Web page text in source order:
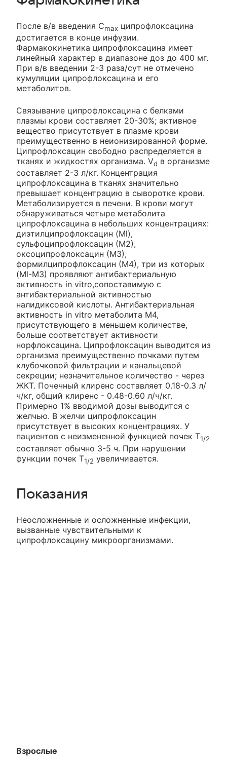
После в/в введения Сmax ципрофлоксацина
достигается в конце инфузии.
Фармакокинетика ципрофлоксацина имеет
линейный характер в диапазоне доз до 400 мг.
При в/в введении 2-3 раза/сут не отмечено
кумуляции ципрофлоксацина и его
метаболитов.
Связывание ципрофлоксацина с белками
плазмы крови составляет 20-30%; активное
вещество присутствует в плазме крови
преимущественно в неионизированной форме.
Ципрофлоксацин свободно распределяется в
тканях и жидкостях организма. Vd в организме
составляет 2-3 л/кг. Концентрация
ципрофлоксацина в тканях значительно
превышает концентрацию в сыворотке крови.
Метаболизируется в печени. В крови могут
обнаруживаться четыре метаболита
ципрофлоксацина в небольших концентрациях:
диэтилципрофлоксацин (Ml),
сульфоципрофлоксацин (М2),
оксоципрофлоксацин (М3),
формилципрофлоксацин (М4), три из которых
(Ml-М3) проявляют антибактериальную
активность in vitro,сопоставимую с
антибактериальной активностью
налидиксовой кислоты. Антибактериальная
активность in vitro метаболита М4,
присутствующего в меньшем количестве,
больше соответствует активности
норфлоксацина. Ципрофлоксацин выводится из
организма преимущественно почками путем
клубочковой фильтрации и канальцевой
секреции; незначительное количество - через
ЖКТ. Почечный клиренс составляет 0.18-0.3 л/
ч/кг, общий клиренс - 0.48-0.60 л/ч/кг.
Примерно 1% вводимой дозы выводится с
желчью. В желчи ципрофлоксацин
присутствует в высоких концентрациях. У
пациентов с неизмененной функцией почек T1/2
составляет обычно 3-5 ч. При нарушении
функции почек T1/2 увеличивается.
Показания
Неосложненные и осложненные инфекции,
вызванные чувствительными к
ципрофлоксацину микроорганизмами.
Взрослые